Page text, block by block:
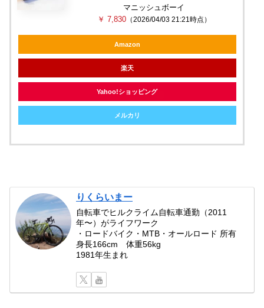
マニッシュボーイ
￥ 7,830（2026/04/03 21:21時点）
Amazon
楽天
Yahoo!ショッピング
メルカリ
りくらいまー
自転車でヒルクライム自転車通勤（2011
年〜）がライフワーク
・ロードバイク・MTB・オールロード 所有
身長166cm 体重56kg
1981年生まれ